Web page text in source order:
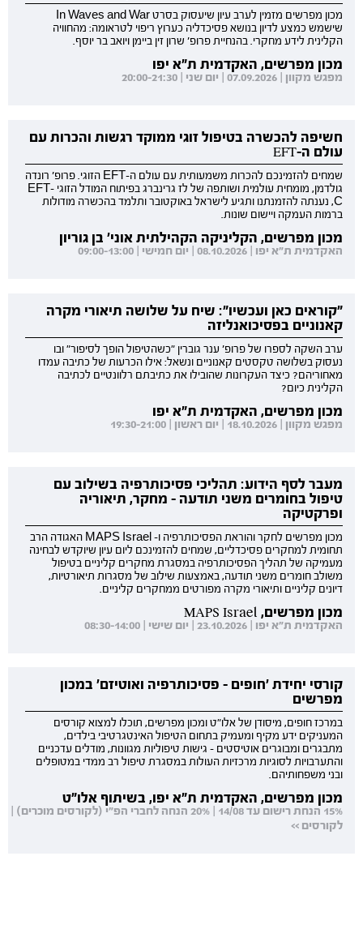
מכון מפרשים מזמין לערב עיון שיעסוק בסרט In Waves and War
שישמש כמצע לדיון בנושא פסיכדליה כערוץ ריפוי לטראומה: מהחוויה
הקלינית לידע מחקרי. בהנחיית פרופ' שרון זין ביימן ויואב בר יוסף.
מכון מפרשים, האקדמית ת"א יפו
מפגש מקוון | 07.09.2026 | יום שני | 20:00-21:30
חשיפה להכשרה בטיפול זוגי ממוקד רגשות והכרות עם
עולם ה-EFT
שמחים להזמינכם להכרות משמעותית עם עולם ה-EFT הזוגי. פרופ' רונדה
גולדמן, מומחית עולמית ושותפה של לז גרינברג בפיתוח המודל הזוגי EFT-
C, נענתה להזמנתנו ותגיע לישראל באוקטובר ותלמד בהכשרה מודולות
ברמות העמקה ויישום שונות.
מכון מפרשים, הקליניקה הקהילתית אוני' בן גוריון
האקדמית ת"א יפו | 08.10.2026 | יום חמישי | 09:00-13:00
"קוראים כאן ועכשיו": שיח על שלושה תיאורי מקרה
קאנוניים בפסיכואנליזה
ערב השקה לספרו של פרופ' ענר גוברין "כשהטיפול הופך לסיפור" ובו
נעסוק בשלושה טקסטים קאנוניים ונשאל: אילו הכרעות של כתיבה עמדו
מאחוריהם? כיצד העקרונות שהובילו את כתיבתם רלוונטיים לכתיבה
הקלינית כיום?
מכון מפרשים, האקדמית ת"א יפו
מפגש מקוון | 18.10.2026 | יום ראשון | 19:30-21:00
מעבר לסף הידוע: תהליכי פסיכותרפיה בשילוב עם
טיפול בחומרים משני תודעה - מחקר, תיאוריה
ופרקטיקה
מכון מפרשים לחקר והוראת הפסיכותרפיה ו- MAPS Israel האגודה הרב
תחומית למחקרים פסיכדליים, שמחים להזמינכם ליום עיון שיוקדש לבחינה
מעמיקה של תהליך הפסיכותרפיה במסגרת מחקרים קליניים בטיפול
משולב חומרים משני תודעה, באמצעות שילוב של מסגרות תיאורטיות,
דיונים קליניים ותיאורי מקרה מפורטים ממחקרים קליניים.
מכון מפרשים, MAPS Israel
האקדמית ת"א יפו | 23.10.2026 | יום שישי | 08:30-14:00
קורסי יחידת 'חופים - פסיכותרפיה ואוטיזם' במכון
מפרשים
במרכז חופים, מיסודן של אלו"ט ומכון מפרשים, תוכלו למצוא קורסים
המעניקים ידע מקיף ומעמיק בתחום הטיפול האינטגרטיבי בילדים,
מתבגרים ומבוגרים אוטיסטים - גישות טיפוליות מגוונות, מודלים עדכניים
והתערבויות לסוגיות מרכזיות העולות במסגרת טיפול רב ממדי במטופלים
ובני משפחותיהם.
מכון מפרשים, האקדמית ת"א יפו, בשיתוף אלו"ט
15% הנחת רישום עד 14/08 | 20% הנחה לחברי הפ"י (לקורסים מוכרים) |
לקורסים >>